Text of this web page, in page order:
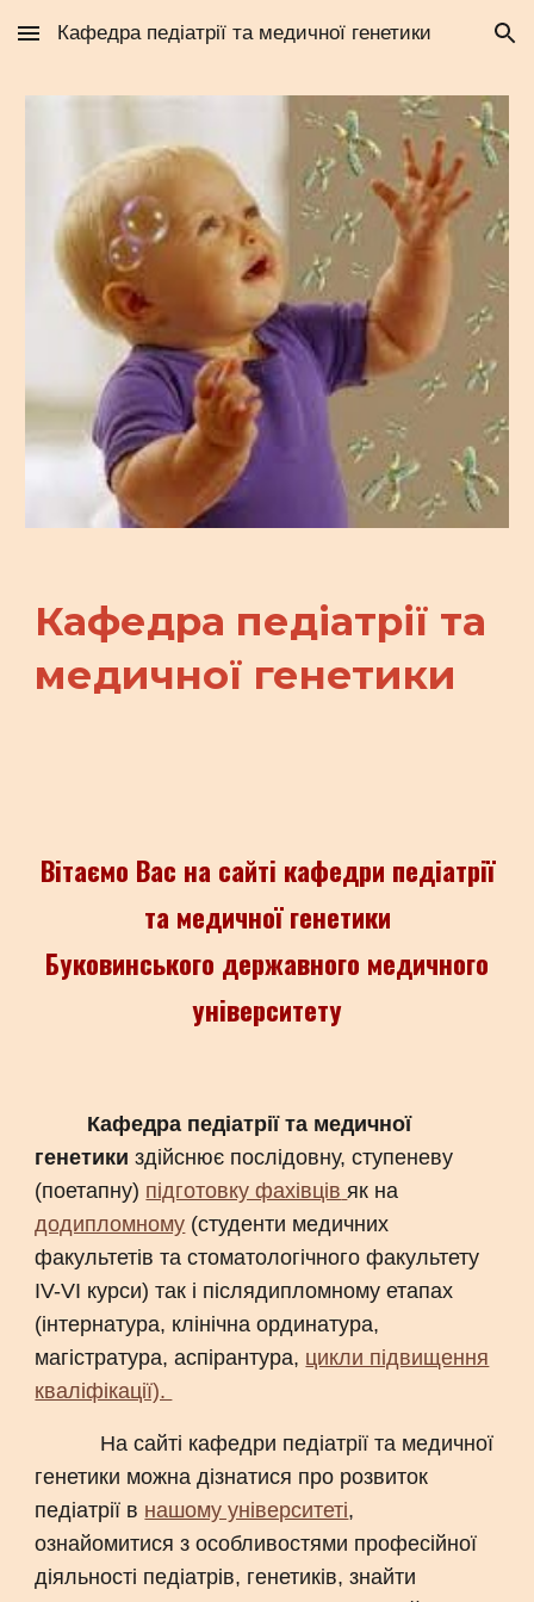
Skip to main content Skip to navigation
Кафедра педіатрії та медичної генетики
Кафедра педіатрії та
медичної генетики
Вітаємо Вас на сайті кафедри педіатрії
та медичної генетики
Буковинського державного медичного
університету
Кафедра педіатрії та медичної
генетикиздійснює послідовну, ступеневу
(поетапну) підготовку фахівців як на
додипломному (студенти медичних
факультетів та стоматологічного факультету
IV-VI курси) так і післядипломному етапах
(інтернатура, клінічна ординатура,
магістратура, аспірантура, цикли підвищення
кваліфікації).
На сайті кафедри педіатрії та медичної
генетики можна дізнатися про розвиток
педіатрії в нашому університеті,
ознайомитися з особливостями професійної
діяльності педіатрів, генетиків, знайти